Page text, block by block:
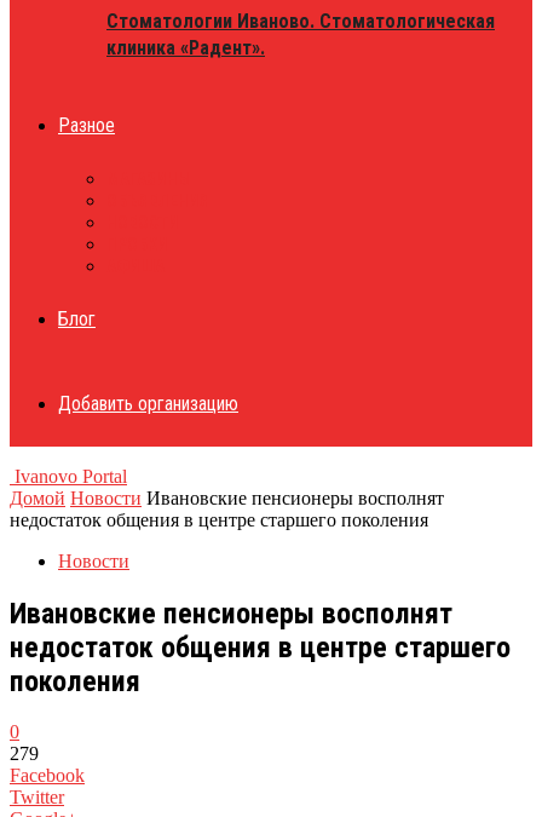
Стоматологии Иваново. Стоматологическая
клиника «Радент».
Разное
Блог
Добавить организацию
Ivanovo Portal
Домой Новости Ивановские пенсионеры восполнят
недостаток общения в центре старшего поколения
Новости
Ивановские пенсионеры восполнят
недостаток общения в центре старшего
поколения
0
279
Facebook
Twitter